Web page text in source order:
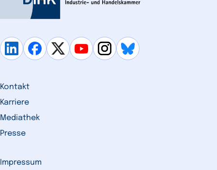
Kontakt
Karriere
Mediathek
Presse
Impressum